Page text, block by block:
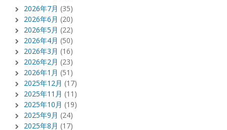
2026年7月 (35)
2026年6月 (20)
2026年5月 (22)
2026年4月 (50)
2026年3月 (16)
2026年2月 (23)
2026年1月 (51)
2025年12月 (17)
2025年11月 (11)
2025年10月 (19)
2025年9月 (24)
2025年8月 (17)